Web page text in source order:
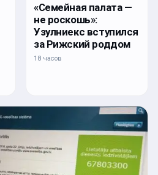
«Семейная палата —
не роскошь»:
Узулниекс вступился
за Рижский роддом
18 часов